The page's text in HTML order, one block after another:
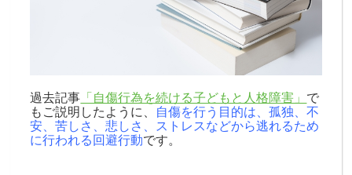
過去記事 「自傷行為を続ける子どもと人格障害」 で
もご説明したように、 自傷を行う目的は、孤独、不
安、苦しさ、悲しさ、ストレスなどから逃れるため
に行われる回避行動です。